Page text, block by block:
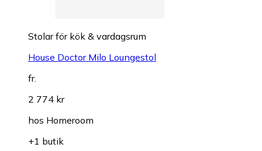
Stolar för kök & vardagsrum
House Doctor Milo Loungestol
fr.
2 774 kr
hos Homeroom
+1 butik